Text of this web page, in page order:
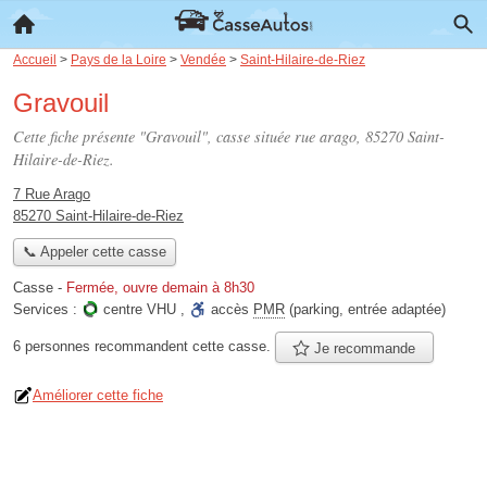
Accueil > Pays de la Loire > Vendée > Saint-Hilaire-de-Riez
Gravouil
Cette fiche présente "Gravouil", casse située rue arago, 85270 Saint-
Hilaire-de-Riez.
7 Rue Arago
85270 Saint-Hilaire-de-Riez
📞 Appeler cette casse
Casse - Fermée, ouvre demain à 8h30
Services :
centre VHU , accès PMR (parking, entrée adaptée)
6 personnes recommandent cette casse. Je recommande
Améliorer cette fiche